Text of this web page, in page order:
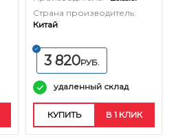
Страна производитель:
Китай
3 820РУБ.
удаленный склад
КУПИТЬ В 1 КЛИК